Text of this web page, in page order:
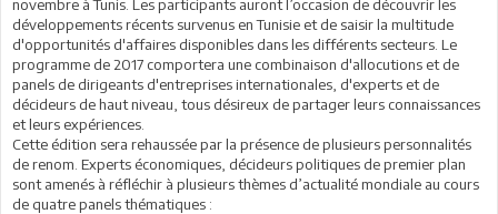
novembre à Tunis. Les participants auront l’occasion de découvrir les
développements récents survenus en Tunisie et de saisir la multitude
d'opportunités d'affaires disponibles dans les différents secteurs. Le
programme de 2017 comportera une combinaison d'allocutions et de
panels de dirigeants d'entreprises internationales, d'experts et de
décideurs de haut niveau, tous désireux de partager leurs connaissances
et leurs expériences.
Cette édition sera rehaussée par la présence de plusieurs personnalités
de renom. Experts économiques, décideurs politiques de premier plan
sont amenés à réfléchir à plusieurs thèmes d’actualité mondiale au cours
de quatre panels thématiques :